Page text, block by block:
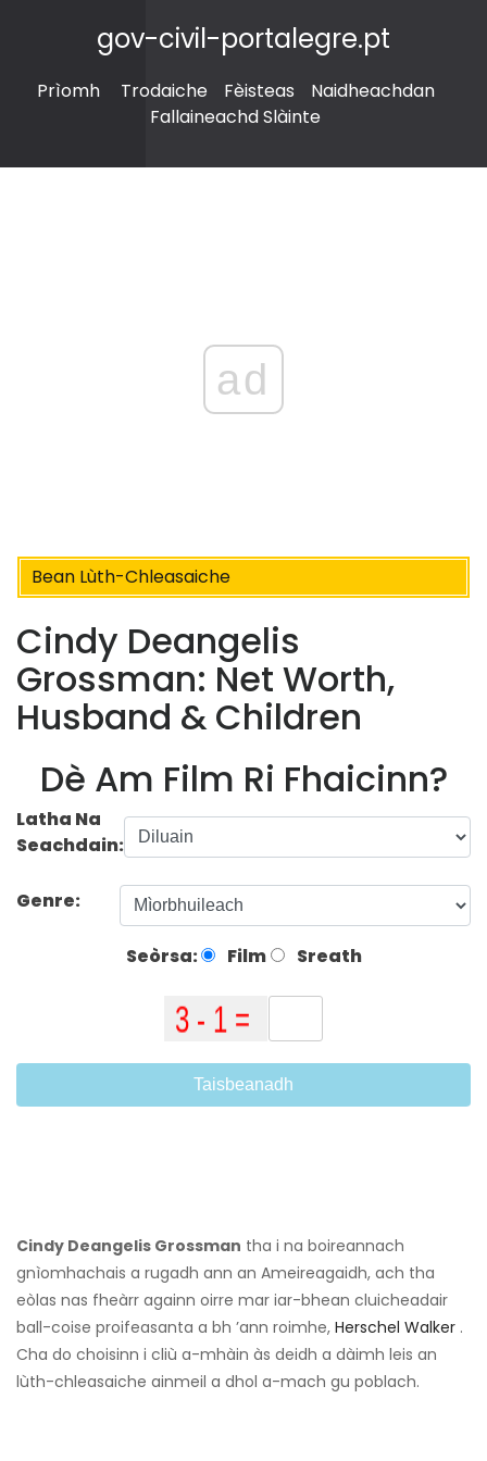
gov-civil-portalegre.pt
Prìomh Trodaiche Fèisteas
Naidheachdan
Fallaineachd Slàinte
ad
Bean Lùth-Chleasaiche
Cindy Deangelis
Grossman: Net Worth,
Husband & Children
Dè Am Film Ri Fhaicinn?
Latha Na
Seachdain:
Genre:
Seòrsa: Film Sreath
Taisbeanadh
Cindy Deangelis Grossman tha i na boireannach
gnìomhachais a rugadh ann an Ameireagaidh, ach tha
eòlas nas fheàrr againn oirre mar iar-bhean cluicheadair
ball-coise proifeasanta a bh ’ann roimhe, Herschel Walker .
Cha do choisinn i cliù a-mhàin às deidh a dàimh leis an
lùth-chleasaiche ainmeil a dhol a-mach gu poblach.